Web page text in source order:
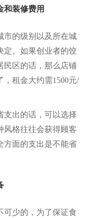
和装修费用
市的级别以及所在城
定。如果创业者的饺
民区的话，那么店铺
，租金大约需1500元/
支出的话，可以选择
风格往往会获得顾客
方面的支出是不能省
可少的，为了保证食